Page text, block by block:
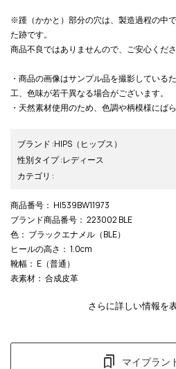
※踵（かかと）部分の穴は、製造過程の中
た跡です。
商品不良ではありませんので、ご安心くださ
・商品の画像はサンプル品を撮影している
工、色味が若干異なる場合がございます。
・天然素材使用のため、色調や柄模様にば
ブランド :HIPS （ヒップス）
性別タイプ:レディース
カテゴリ :
商品番号 ： HI539BW11973
ブランド商品番号 ： 223002 BLE
色 ： ブラックエナメル（BLE）
ヒールの高さ ： 1.0cm
靴幅 ： E（普通）
表素材 ： 合成皮革
さらに詳しい情報を
マイブラン